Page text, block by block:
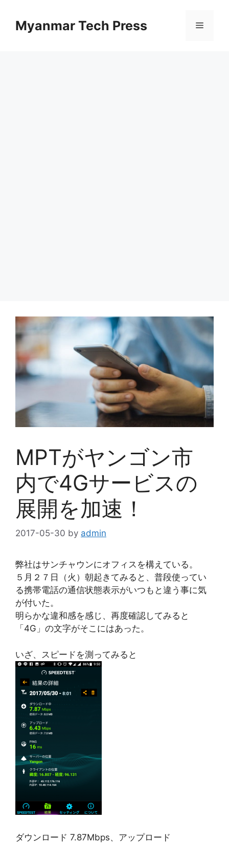
Myanmar Tech Press メ
MPTがヤンゴン市
内で4Gサービスの
展開を加速！
2017-05-30 by admin
弊社はサンチャウンにオフィスを構えている。
５月２７日（火）朝起きてみると、普段使ってい
る携帯電話の通信状態表示がいつもと違う事に気
が付いた。
明らかな違和感を感じ、再度確認してみると
「4G」の文字がそこにはあった。
いざ、スピードを測ってみると
ダウンロード 7.87Mbps、アップロード